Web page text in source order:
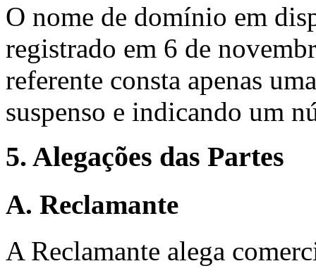
O nome de domínio em
registrado em 6 de
referente consta apenas
suspenso e indicando um
5. Alegações das Partes
A. Reclamante
A Reclamante alega